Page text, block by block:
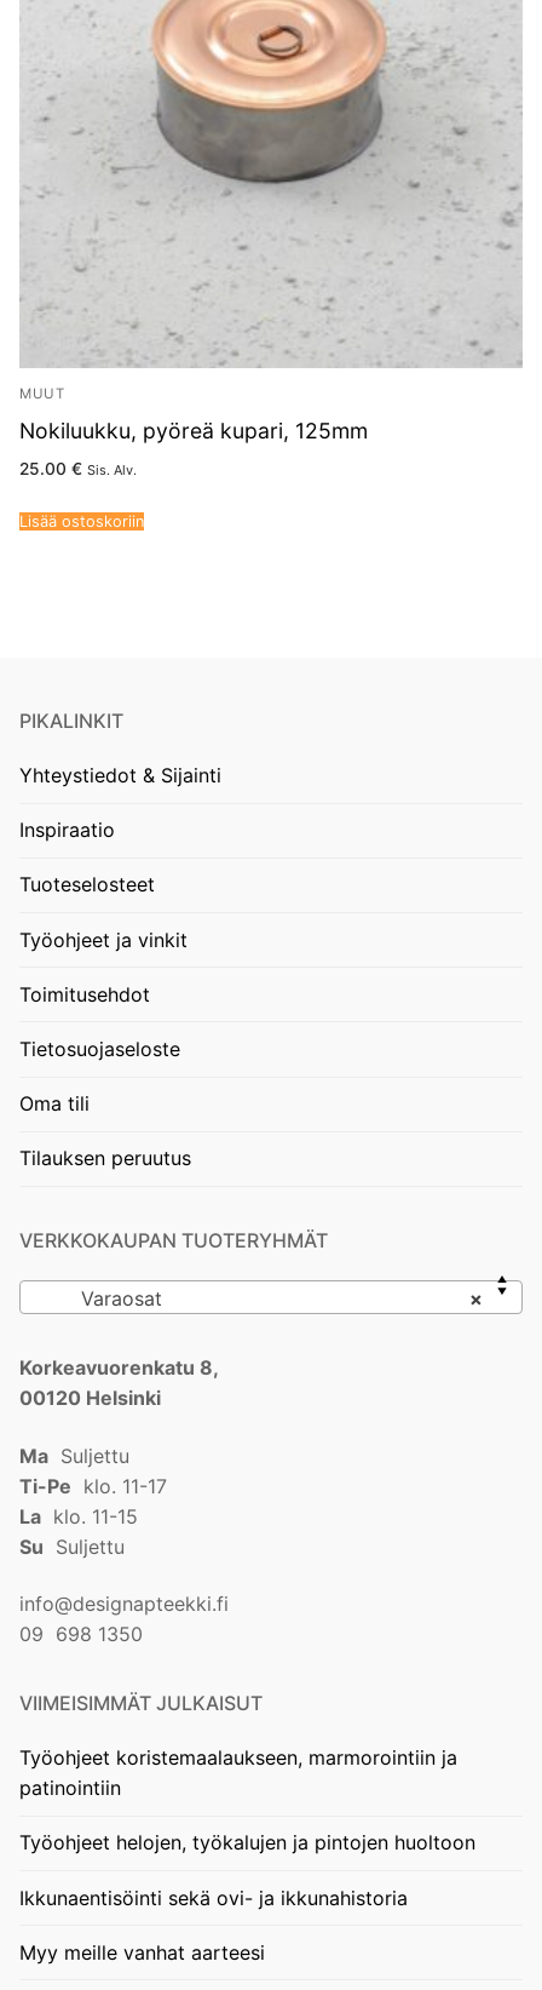
MUUT
Nokiluukku, pyöreä kupari, 125mm
25.00 € Sis. Alv.
Lisää ostoskoriin
PIKALINKIT
Yhteystiedot & Sijainti
Inspiraatio
Tuoteselosteet
Työohjeet ja vinkit
Toimitusehdot
Tietosuojaseloste
Oma tili
Tilauksen peruutus
VERKKOKAUPAN TUOTERYHMÄT
×
Varaosat
Korkeavuorenkatu 8,
00120 Helsinki
Ma Suljettu
Ti-Pe klo. 11-17
La klo. 11-15
Su Suljettu
info@designapteekki.fi
09 698 1350
VIIMEISIMMÄT JULKAISUT
Työohjeet koristemaalaukseen, marmorointiin ja
patinointiin
Työohjeet helojen, työkalujen ja pintojen huoltoon
Ikkunaentisöinti sekä ovi- ja ikkunahistoria
Myy meille vanhat aarteesi